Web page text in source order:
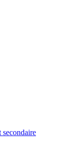
secondaire